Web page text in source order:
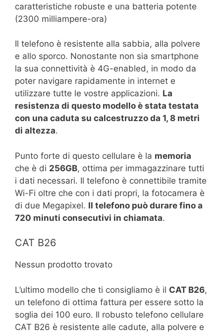
caratteristiche robuste e una batteria potente
(2300 milliampere-ora)
Il telefono è resistente alla sabbia, alla polvere
e allo sporco. Nonostante non sia smartphone
la sua connettività è 4G-enabled, in modo da
poter navigare rapidamente in internet e
utilizzare tutte le vostre applicazioni. La
resistenza di questo modello è stata testata
con una caduta su calcestruzzo da 1, 8 metri
di altezza.
Punto forte di questo cellulare è la memoria
che è di 256GB, ottima per immagazzinare tutti
i dati necessari. Il telefono è connettibile tramite
Wi-Fi oltre che con i dati propri, la fotocamera è
di due Megapixel. Il telefono può durare fino a
720 minuti consecutivi in chiamata.
CAT B26
Nessun prodotto trovato
L’ultimo modello che ti consigliamo è il CAT B26,
un telefono di ottima fattura per essere sotto la
soglia dei 100 euro. Il robusto telefono cellulare
CAT B26 è resistente alle cadute, alla polvere e